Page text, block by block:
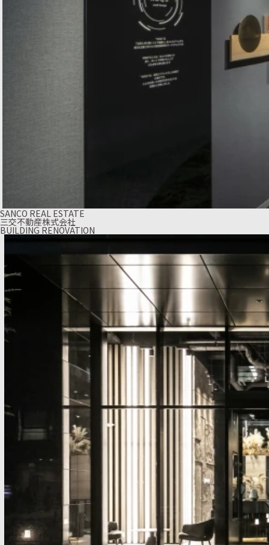
SANCO REAL ESTATE
三交不動産株式会社
BUILDING RENOVATION